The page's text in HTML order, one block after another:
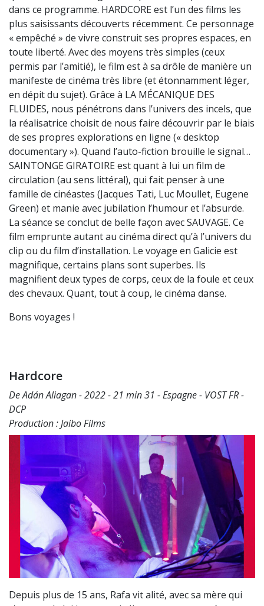
dans ce programme. HARDCORE est l’un des films les
plus saisissants découverts récemment. Ce personnage
« empêché » de vivre construit ses propres espaces, en
toute liberté. Avec des moyens très simples (ceux
permis par l’amitié), le film est à sa drôle de manière un
manifeste de cinéma très libre (et étonnamment léger,
en dépit du sujet). Grâce à LA MÉCANIQUE DES
FLUIDES, nous pénétrons dans l’univers des incels, que
la réalisatrice choisit de nous faire découvrir par le biais
de ses propres explorations en ligne («desktop
documentary»). Quand l’auto-fiction brouille le signal…
SAINTONGE GIRATOIRE est quant à lui un film de
circulation (au sens littéral), qui fait penser à une
famille de cinéastes (Jacques Tati, Luc Moullet, Eugene
Green) et manie avec jubilation l’humour et l’absurde.
La séance se conclut de belle façon avec SAUVAGE. Ce
film emprunte autant au cinéma direct qu’à l’univers du
clip ou du film d’installation. Le voyage en Galicie est
magnifique, certains plans sont superbes. Ils
magnifient deux types de corps, ceux de la foule et ceux
des chevaux. Quant, tout à coup, le cinéma danse.
Bons voyages !
Hardcore
De Adán Aliagan - 2022 - 21 min 31 - Espagne - VOST FR -
DCP
Production : Jaibo Films
Depuis plus de 15 ans, Rafa vit alité, avec sa mère qui